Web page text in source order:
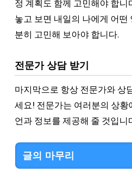
정 계획도 함께 고민해야 합니
놓고 보면 내일의 나에게 어떤
분히 고민해 보아야 합니다.
전문가 상담 받기
마지막으로 항상 전문가와 상
세요! 전문가는 여러분의 상황
언과 정보를 제공해 줄 것입니
글의 마무리